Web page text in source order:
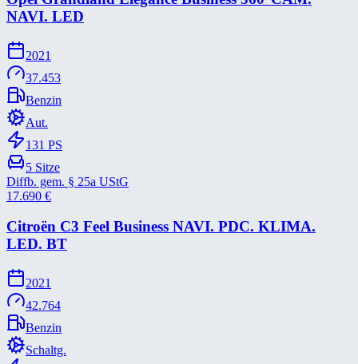
NAVI. LED
2021
37.453
Benzin
Aut.
131 PS
5 Sitze
Diffb. gem. § 25a UStG
17.690 €
Citroën C3 Feel Business NAVI. PDC. KLIMA.
LED. BT
2021
42.764
Benzin
Schaltg.